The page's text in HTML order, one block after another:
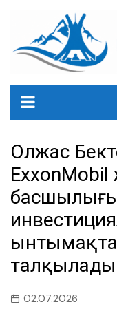
содержанию
Олжас
ExxonMobil
талқылады
02.07.2026